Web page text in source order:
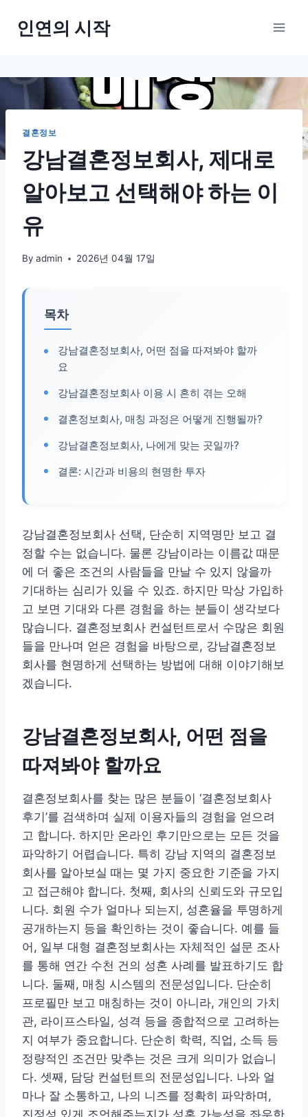
인연의 시작
결혼정보
강남결혼정보회사, 제대로
알아보고 선택해야 하는 이
유
By admin 2026년 04월 17일
목차
강남결혼정보회사, 어떤 점을 따져봐야 할까
요
강남결혼정보회사 이용 시 흔히 겪는 오해
결혼정보회사, 매칭 과정은 어떻게 진행될까?
강남결혼정보회사, 나에게 맞는 곳일까?
결론: 시간과 비용의 현명한 투자
강남결혼정보회사 선택, 단순히 지역명만 보고 결
정할 수는 없습니다. 물론 강남이라는 이름값 때문
에 더 좋은 조건의 사람들을 만날 수 있지 않을까
기대하는 심리가 있을 수 있죠. 하지만 막상 가입하
고 보면 기대와 다른 경험을 하는 분들이 생각보다
많습니다. 결혼정보회사 컨설턴트로서 수많은 회원
들을 만나며 얻은 경험을 바탕으로, 강남결혼정보
회사를 현명하게 선택하는 방법에 대해 이야기해보
겠습니다.
강남결혼정보회사, 어떤 점을
따져봐야 할까요
결혼정보회사를 찾는 많은 분들이 ‘결혼정보회사
후기’를 검색하며 실제 이용자들의 경험을 얻으려
고 합니다. 하지만 온라인 후기만으로는 모든 것을
파악하기 어렵습니다. 특히 강남 지역의 결혼정보
회사를 알아보실 때는 몇 가지 중요한 기준을 가지
고 접근해야 합니다. 첫째, 회사의 신뢰도와 규모입
니다. 회원 수가 얼마나 되는지, 성혼율을 투명하게
공개하는지 등을 확인하는 것이 좋습니다. 예를 들
어, 일부 대형 결혼정보회사는 자체적인 설문 조사
를 통해 연간 수천 건의 성혼 사례를 발표하기도 합
니다. 둘째, 매칭 시스템의 전문성입니다. 단순히
프로필만 보고 매칭하는 것이 아니라, 개인의 가치
관, 라이프스타일, 성격 등을 종합적으로 고려하는
지 여부가 중요합니다. 단순히 학력, 직업, 소득 등
정량적인 조건만 맞추는 것은 크게 의미가 없습니
다. 셋째, 담당 컨설턴트의 전문성입니다. 나와 얼
마나 잘 소통하고, 나의 니즈를 정확히 파악하며,